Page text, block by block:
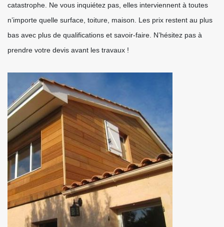
catastrophe. Ne vous inquiétez pas, elles interviennent à toutes
n’importe quelle surface, toiture, maison. Les prix restent au plus
bas avec plus de qualifications et savoir-faire. N’hésitez pas à
prendre votre devis avant les travaux !